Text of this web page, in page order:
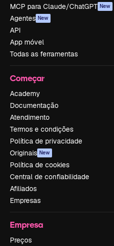
MCP para Claude/ChatGPT New
Agentes New
API
App móvel
Todas as ferramentas
Começar
Academy
Documentação
Atendimento
Termos e condições
Política de privacidade
Originais New
Política de cookies
Central de confiabilidade
Afiliados
Empresas
Empresa
Preços